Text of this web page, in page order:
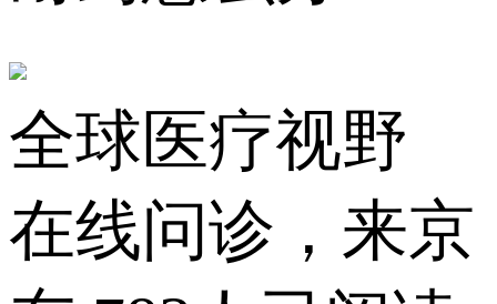
全球医疗视野
在线问诊，来京